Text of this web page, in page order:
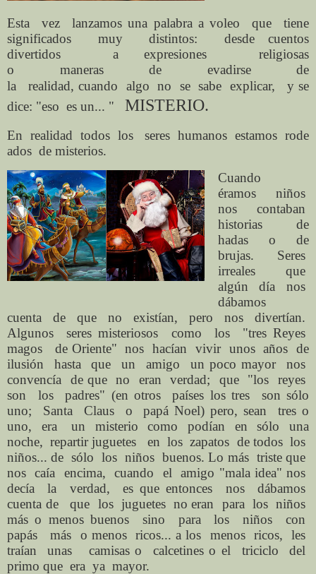
Esta vez lanzamos una palabra a voleo que
tiene
significados
muy distintos:
desde cuentos
divertidos
a expresiones
religiosas
o
maneras de evadirse
de
la
realidad,cuando algo no se sabe explicar,
y se
dice: "eso es un... " MISTERIO.
En realidad todos los seres humanos estamos rode
ados de misterios.
Cuando
éramos niños
nos contaban
historias de
hadas o de
brujas. Seres
irreales que
algún día nos
dábamos
cuenta de que no existían, pero nos divertían.
Algunos seres misteriosos como los "tres Reyes
magos de Oriente" nos hacían vivir unos años de
ilusión hasta que un amigo un poco mayor nos
convencía de que no eran verdad; que "los reyes
son los padres" (en otros países los tres son sólo
uno; Santa Claus o papá Noel) pero, sean tres o
uno, era un misterio como podían en sólo una
noche, repartir juguetes en los zapatos de todos los
niños... de sólo los niños buenos. Lo más triste que
nos caía encima, cuando el amigo "mala idea" nos
decía la verdad, es que entonces nos dábamos
cuenta de que los juguetes no eran para los niños
más o menos buenos sino para los niños con
papás más o menos ricos... a los menos ricos, les
traían unas camisas o calcetines o el triciclo del
primo que era ya mayor.